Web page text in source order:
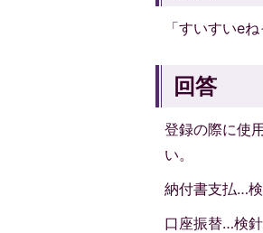
「すいすいe
回答
登録の際に使
い。
納付書支払…
口座振替…検